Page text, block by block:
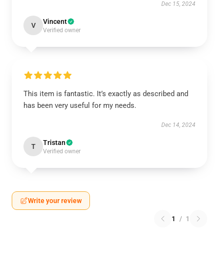
Dec 15, 2024
V Vincent
Verified owner
This item is fantastic. It’s exactly as described and
has been very useful for my needs.
Dec 14, 2024
T Tristan
Verified owner
Write your review
1 / 1